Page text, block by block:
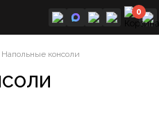
0
Напольные консоли